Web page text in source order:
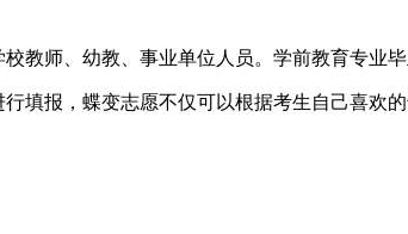
教师、幼教、事业单位人员。学前教育专业
填报，蝶变志愿不仅可以根据考生自己喜欢